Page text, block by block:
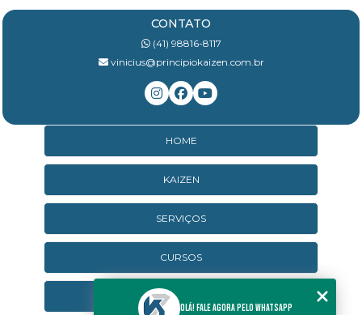
CONTATO
(41) 98816-8117
vinicius@principiokaizen.com.br
HOME
KAIZEN
SERVIÇOS
CURSOS
CURSOS ONLINE
Olá! Fale agora pelo WhatsApp